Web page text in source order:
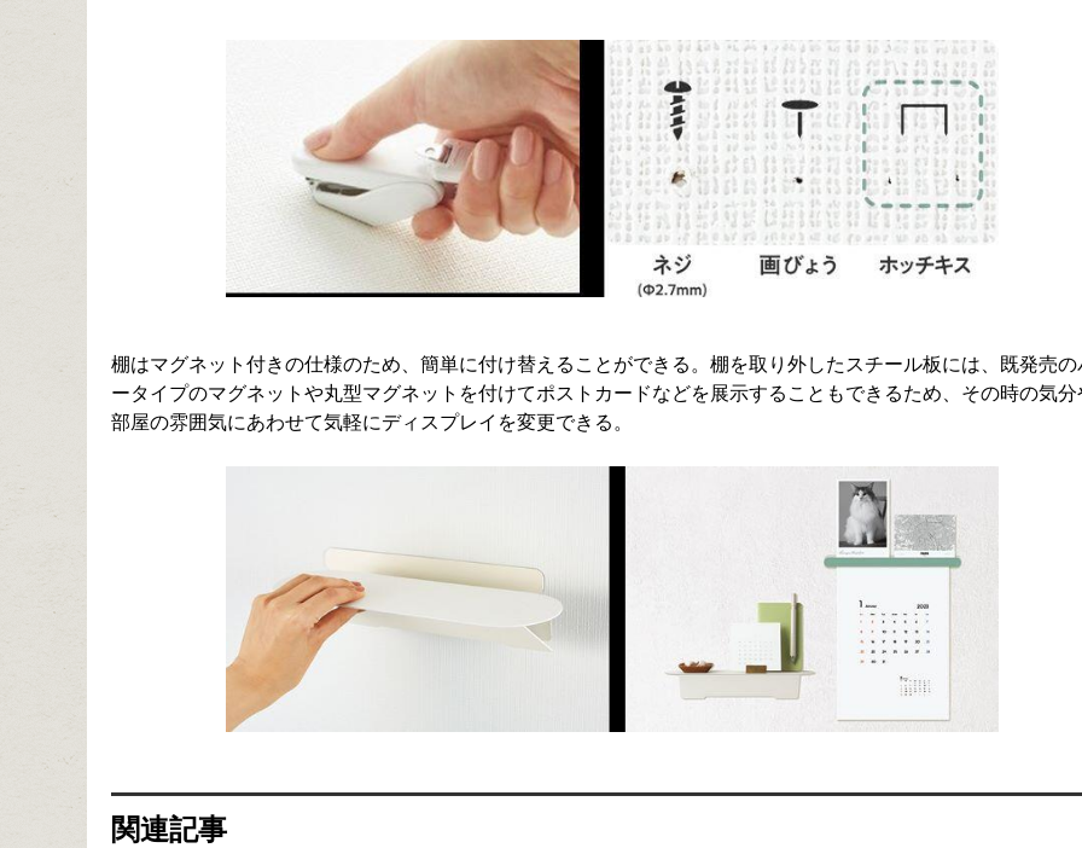
棚はマグネット付きの仕様のため、簡単に付け替えることができる。棚を取り外したスチール板には、既発売の
ータイプのマグネットや丸型マグネットを付けてポストカードなどを展示することもできるため、その時の気分
部屋の雰囲気にあわせて気軽にディスプレイを変更できる。
関連記事